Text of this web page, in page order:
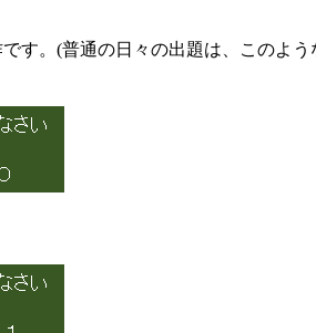
す。(普通の日々の出題は、このよう